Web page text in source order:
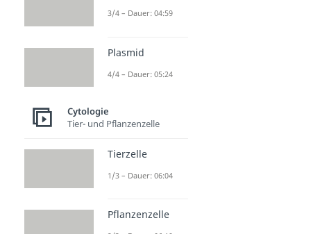
3/4 – Dauer: 04:59
Plasmid
4/4 – Dauer: 05:24
Cytologie
Tier- und Pflanzenzelle
Tierzelle
1/3 – Dauer: 06:04
Pflanzenzelle